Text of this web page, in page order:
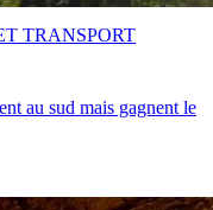
au sud mais gagnent le
TRANSPORT